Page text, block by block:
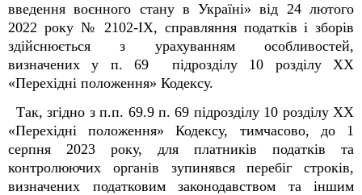
введення воєнного стану в Україні» від 24 лютого
2022 року № 2102-IX, справляння податків і зборів
здійснюється з урахуванням особливостей,
визначених у п. 69 підрозділу 10 розділу XX
«Перехідні положення» Кодексу.
Так, згідно з п.п. 69.9 п. 69 підрозділу 10 розділу XX
«Перехідні положення» Кодексу, тимчасово, до 1
серпня 2023 року, для платників податків та
контролюючих органів зупинявся перебіг строків,
визначених податковим законодавством та іншим